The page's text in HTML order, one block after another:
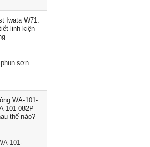
Iwata W71.
linh kiện
sơn
WA-101-
101-082P
thế nào?
101-